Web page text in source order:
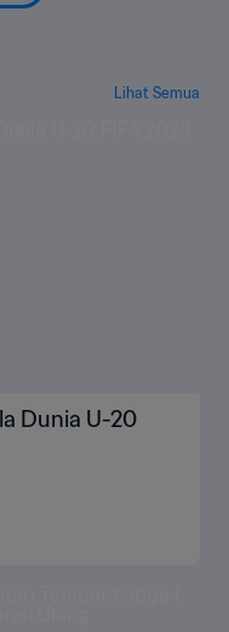
Lihat Semua
Dunia U-20